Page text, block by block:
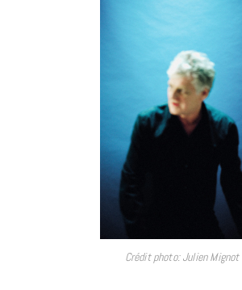
Crédit photo: Julien Mignot